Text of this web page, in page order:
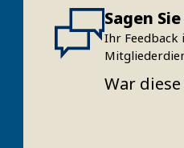
Sagen
Ihr Feedback
War